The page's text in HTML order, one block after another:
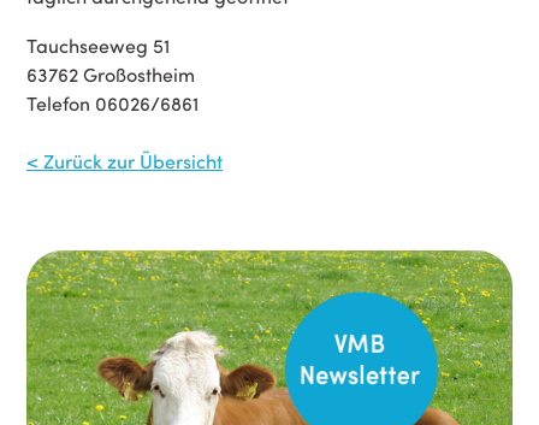
Tauchseeweg 51
63762 Großostheim
Telefon 06026/6861
< Zurück zur Übersicht